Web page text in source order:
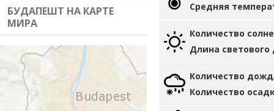
БУДАПЕШТ НА КАРТЕ
МИРА
Средняя
Количество
Длина светового
Количество
Количество